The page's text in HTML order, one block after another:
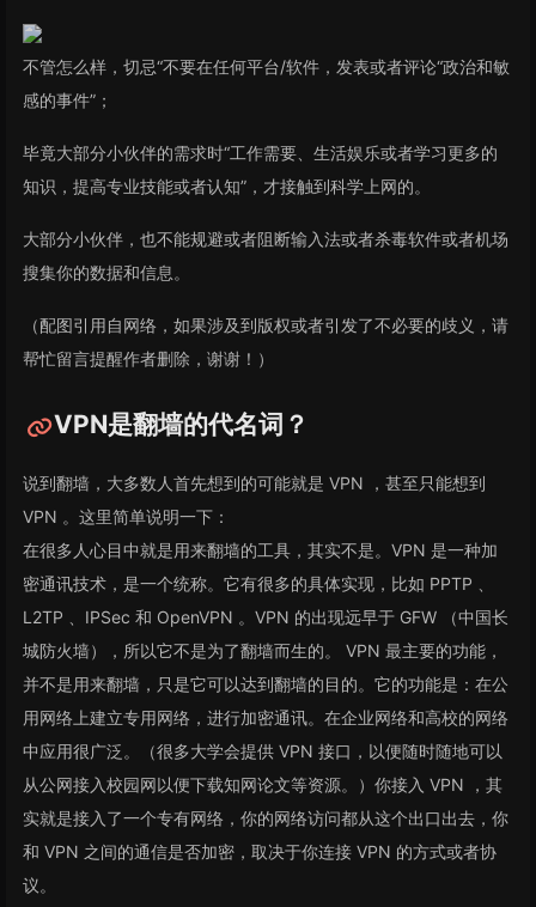
不管怎么样，切忌“不要在任何平台/软件，发表或者评论“政治和敏
感的事件”；
毕竟大部分小伙伴的需求时“工作需要、生活娱乐或者学习更多的
知识，提高专业技能或者认知”，才接触到科学上网的。
大部分小伙伴，也不能规避或者阻断输入法或者杀毒软件或者机场
搜集你的数据和信息。
（配图引用自网络，如果涉及到版权或者引发了不必要的歧义，请
帮忙留言提醒作者删除，谢谢！）
VPN是翻墙的代名词？
说到翻墙，大多数人首先想到的可能就是 VPN ，甚至只能想到
VPN 。这里简单说明一下：
在很多人心目中就是用来翻墙的工具，其实不是。VPN 是一种加
密通讯技术，是一个统称。它有很多的具体实现，比如 PPTP 、
L2TP 、IPSec 和 OpenVPN 。VPN 的出现远早于 GFW （中国长
城防火墙），所以它不是为了翻墙而生的。 VPN 最主要的功能，
并不是用来翻墙，只是它可以达到翻墙的目的。它的功能是：在公
用网络上建立专用网络，进行加密通讯。在企业网络和高校的网络
中应用很广泛。（很多大学会提供 VPN 接口，以便随时随地可以
从公网接入校园网以便下载知网论文等资源。）你接入 VPN ，其
实就是接入了一个专有网络，你的网络访问都从这个出口出去，你
和 VPN 之间的通信是否加密，取决于你连接 VPN 的方式或者协
议。